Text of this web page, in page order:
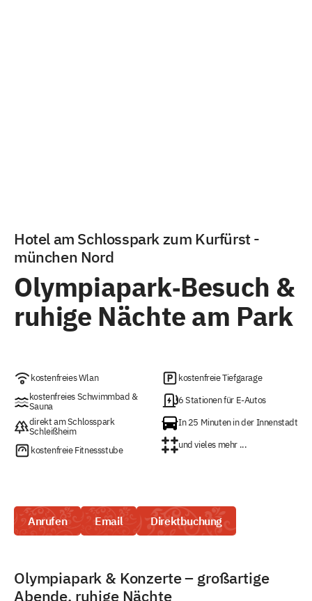
Olympiapark‑Besuch &
ruhige Nächte am Park
Hotel am Schlosspark zum Kurfürst -
münchen Nord
kostenfreies Wlan
kostenfreies Schwimmbad &
Sauna
direkt am Schlosspark
Schleißheim
kostenfreie Fitnessstube
kostenfreie Tiefgarage
6 Stationen für E-Autos
In 25 Minuten in der Innenstadt
und vieles mehr ...
Anrufen Email Direktbuchung
Olympiapark & Konzerte – großartige
Abende, ruhige Nächte